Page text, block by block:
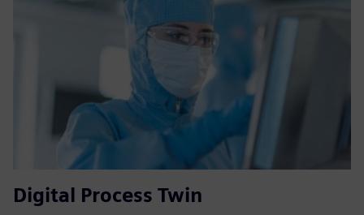
Digital Process Twin